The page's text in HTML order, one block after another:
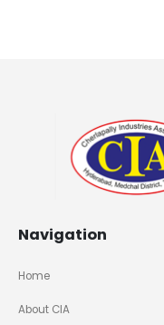
Navigation
Home
About CIA